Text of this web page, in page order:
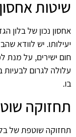
שיטות
אחסון נכון של בלון
יעילותו. יש לוודא
חום ישירים, על מנת
עלולה לגרום לבעיות
בו.
תחזוקה
תחזוקה שוטפת של